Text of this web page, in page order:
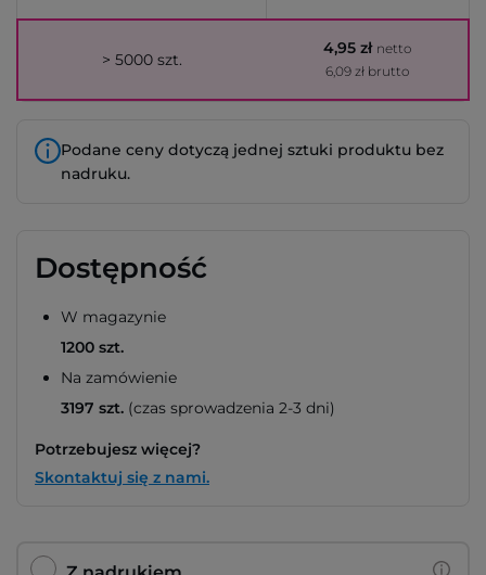
> 5000 szt.
4,95 zł netto
6,09 zł brutto
Podane ceny dotyczą jednej sztuki produktu bez
nadruku.
Dostępność
W magazynie
1200 szt.
Na zamówienie
3197 szt. (czas sprowadzenia 2-3 dni)
Potrzebujesz więcej?
Skontaktuj się z nami.